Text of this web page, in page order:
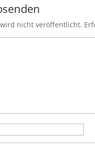
nicht veröffentlicht.